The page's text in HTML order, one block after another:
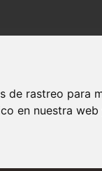
de rastreo para
en nuestra